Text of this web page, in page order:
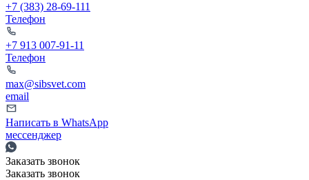
+7 (383) 28-69-111
Телефон
+7 913 007-91-11
Телефон
max@sibsvet.com
email
Написать в WhatsApp
мессенджер
Заказать звонок
Заказать звонок